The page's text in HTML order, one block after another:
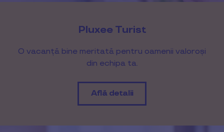
Pluxee Turist
O vacanță bine meritată pentru oamenii valoroși
din echipa ta.
Află detalii